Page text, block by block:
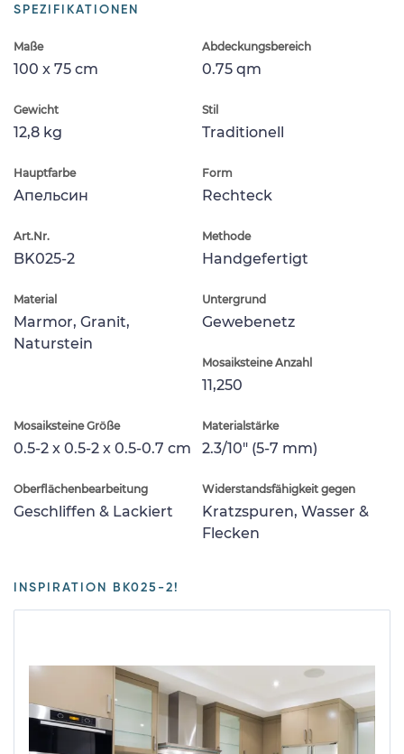
SPEZIFIKATIONEN
Maße
100 x 75 cm
Abdeckungsbereich
0.75 qm
Gewicht
12,8 kg
Stil
Traditionell
Hauptfarbe
Апельсин
Form
Rechteck
Art.Nr.
BK025-2
Methode
Handgefertigt
Material
Marmor, Granit,
Naturstein
Untergrund
Gewebenetz
Mosaiksteine Anzahl
11,250
Mosaiksteine Größe
0.5-2 x 0.5-2 x 0.5-0.7 cm
Materialstärke
2.3/10" (5-7 mm)
Oberflächenbearbeitung
Geschliffen & Lackiert
Widerstandsfähigkeit gegen
Kratzspuren, Wasser &
Flecken
INSPIRATION BK025-2!